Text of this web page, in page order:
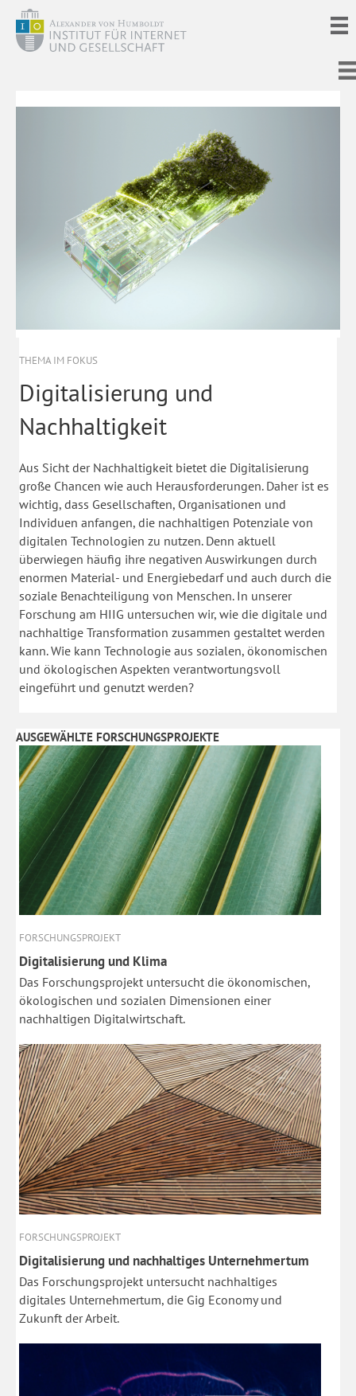
THEMA IM FOKUS
Digitalisierung und
Nachhaltigkeit
Aus Sicht der Nachhaltigkeit bietet die Digitalisierung
große Chancen wie auch Herausforderungen. Daher ist es
wichtig, dass Gesellschaften, Organisationen und
Individuen anfangen, die nachhaltigen Potenziale von
digitalen Technologien zu nutzen. Denn aktuell
überwiegen häufig ihre negativen Auswirkungen durch
enormen Material- und Energiebedarf und auch durch die
soziale Benachteiligung von Menschen. In unserer
Forschung am HIIG untersuchen wir, wie die digitale und
nachhaltige Transformation zusammen gestaltet werden
kann. Wie kann Technologie aus sozialen, ökonomischen
und ökologischen Aspekten verantwortungsvoll
eingeführt und genutzt werden?
AUSGEWÄHLTE FORSCHUNGSPROJEKTE
FORSCHUNGSPROJEKT
Digitalisierung und Klima
Das Forschungsprojekt untersucht die ökonomischen,
ökologischen und sozialen Dimensionen einer
nachhaltigen Digitalwirtschaft.
FORSCHUNGSPROJEKT
Digitalisierung und nachhaltiges Unternehmertum
Das Forschungsprojekt untersucht nachhaltiges
digitales Unternehmertum, die Gig Economy und
Zukunft der Arbeit.